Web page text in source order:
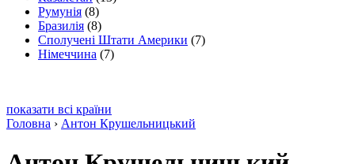
Румунія (8)
Бразилія (8)
Сполучені Штати Америки (7)
Німеччина (7)
показати всі країни
Головна › Антон Крушельницький